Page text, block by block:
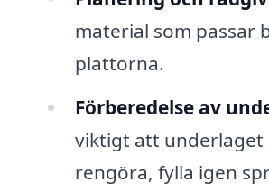
material som passar
plattorna.
Förberedelse av
viktigt att underlaget
rengöra, fylla igen